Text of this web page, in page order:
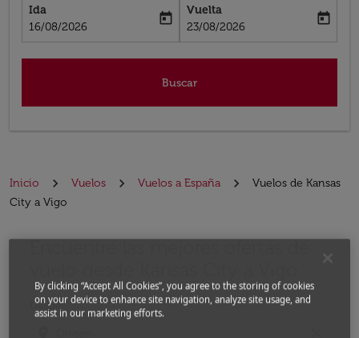
Ida
fc-booking-departure-date-aria-label
16/08/2026
today
Vuelta
fc-booking-return-date-aria-label
23/08/2026
today
Buscar
Inicio Vuelos Vuelos a España
Vuelos de Kansas
City a Vigo
Desde
Por favor, intente actualizar su ruta (origen y / o
By clicking “Accept All Cookies”, you agree to the storing of cookies
on your device to enhance site navigation, analyze site usage, and
assist in our marketing efforts.